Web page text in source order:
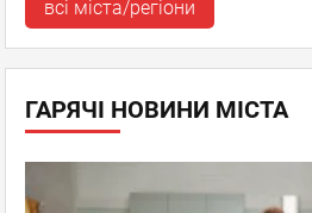
всі міста/регіони
ГАРЯЧІ НОВИНИ МІСТА